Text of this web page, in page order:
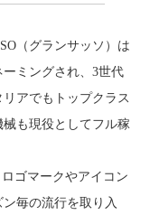
（グランサッソ）は
ミングされ、3世代
アでもトップクラス
も現役としてフル稼
ゴマークやアイコン
毎の流行を取り入